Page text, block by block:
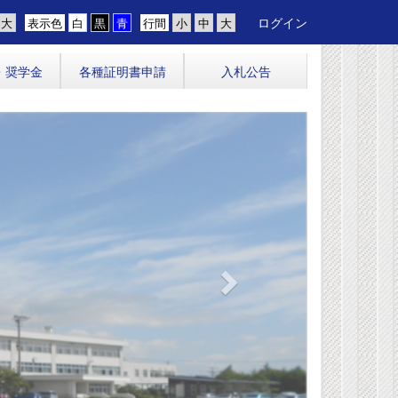
行間
表示色 ログイン
奨学金 各種証明書申請 入札公告
t